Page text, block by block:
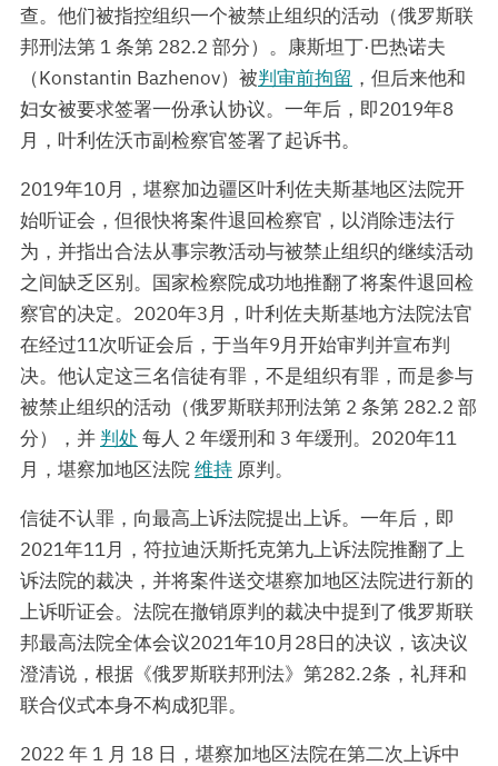
查。他们被指控组织一个被禁止组织的活动（俄罗斯联
邦刑法第 1 条第 282.2 部分）。康斯坦丁·巴热诺夫
（Konstantin Bazhenov）被判审前拘留 ，但后来他和
妇女被要求签署一份承认协议。一年后，即2019年8
月，叶利佐沃市副检察官签署了起诉书。
2019年10月，堪察加边疆区叶利佐夫斯基地区法院开
始听证会，但很快将案件退回检察官，以消除违法行
为，并指出合法从事宗教活动与被禁止组织的继续活动
之间缺乏区别。国家检察院成功地推翻了将案件退回检
察官的决定。2020年3月，叶利佐夫斯基地方法院法官
在经过11次听证会后，于当年9月开始审判并宣布判
决。他认定这三名信徒有罪，不是组织有罪，而是参与
被禁止组织的活动（俄罗斯联邦刑法第 2 条第 282.2 部
分），并 判处 每人 2 年缓刑和 3 年缓刑。2020年11
月，堪察加地区法院维持 原判。
信徒不认罪，向最高上诉法院提出上诉。一年后，即
2021年11月，符拉迪沃斯托克第九上诉法院推翻了上
诉法院的裁决，并将案件送交堪察加地区法院进行新的
上诉听证会。法院在撤销原判的裁决中提到了俄罗斯联
邦最高法院全体会议2021年10月28日的决议，该决议
澄清说，根据《俄罗斯联邦刑法》第282.2条，礼拜和
联合仪式本身不构成犯罪。
2022 年 1 月 18 日，堪察加地区法院在第二次上诉中